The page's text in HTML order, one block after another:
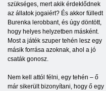
szükséges, mert akik érdeklődnek
az állatok jogaiért? És akkor fülledt
Burenka lerobbant, és úgy döntött,
hogy helyes helyzetben másként.
Most a játék szuper tehén lesz egy
másik forrása azoknak, ahol a jó
csaták gonosz.
Nem kell attól félni, egy tehén – ő
már sikerült bizonyítani, hogy ő egy